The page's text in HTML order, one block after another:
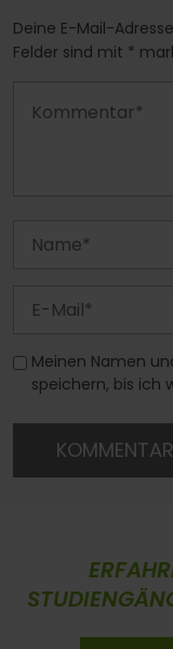
Deine E-Mail-
Felder sind mit *
Meinen Namen
speichern, bis ich